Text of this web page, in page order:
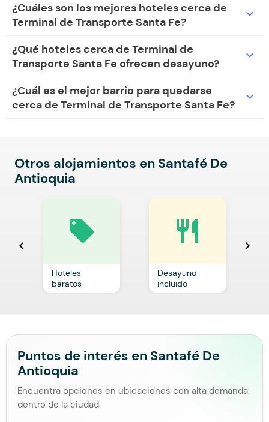
¿Cuáles son los mejores hoteles cerca de
Terminal de Transporte Santa Fe?
expand_more
¿Qué hoteles cerca de Terminal de
Transporte Santa Fe ofrecen desayuno?
expand_more
¿Cuál es el mejor barrio para quedarse
cerca de Terminal de Transporte Santa Fe?
expand_more
Otros alojamientos en Santafé De
Antioquia
chevron_left
local_offer
Hoteles
baratos
restaurant
Desayuno
incluido
chevron_right
Puntos de interés en Santafé De
Antioquia
Encuentra opciones en ubicaciones con alta demanda
dentro de la ciudad.